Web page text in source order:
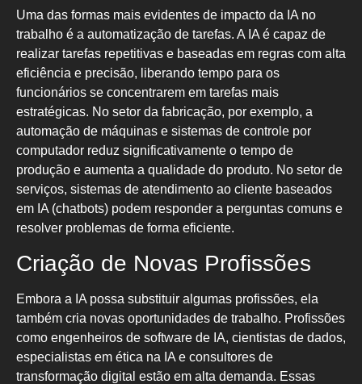
Uma das formas mais evidentes de impacto da IA no
trabalho é a automatização de tarefas. A IA é capaz de
realizar tarefas repetitivas e baseadas em regras com alta
eficiência e precisão, liberando tempo para os
funcionários se concentrarem em tarefas mais
estratégicas. No setor da fabricação, por exemplo, a
automação de máquinas e sistemas de controle por
computador reduz significativamente o tempo de
produção e aumenta a qualidade do produto. No setor de
serviços, sistemas de atendimento ao cliente baseados
em IA (chatbots) podem responder a perguntas comuns e
resolver problemas de forma eficiente.
Criação de Novas Profissões
Embora a IA possa substituir algumas profissões, ela
também cria novas oportunidades de trabalho. Profissões
como engenheiros de software de IA, cientistas de dados,
especialistas em ética na IA e consultores de
transformação digital estão em alta demanda. Essas